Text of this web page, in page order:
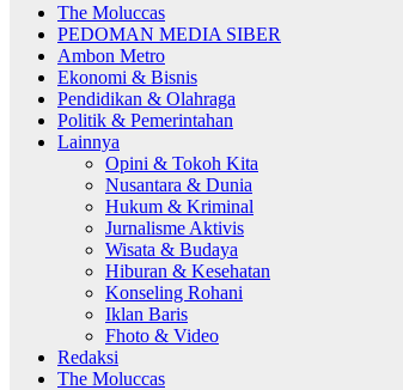
The Moluccas
PEDOMAN MEDIA SIBER
Ambon Metro
Ekonomi & Bisnis
Pendidikan & Olahraga
Politik & Pemerintahan
Lainnya
Opini & Tokoh Kita
Nusantara & Dunia
Hukum & Kriminal
Jurnalisme Aktivis
Wisata & Budaya
Hiburan & Kesehatan
Konseling Rohani
Iklan Baris
Fhoto & Video
Redaksi
The Moluccas